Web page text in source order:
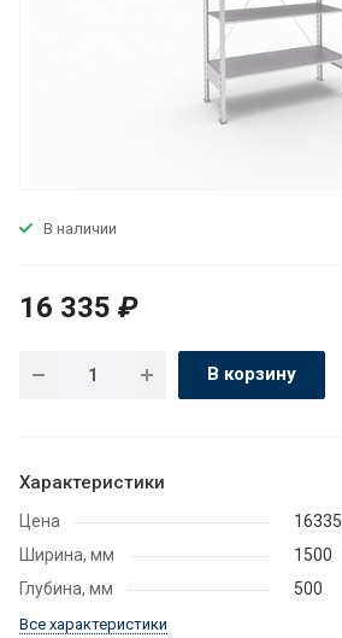
В наличии
16 335 ₽
В корзину
Характеристики
Цена
16335
Ширина, мм
1500
Глубина, мм
500
Все характеристики